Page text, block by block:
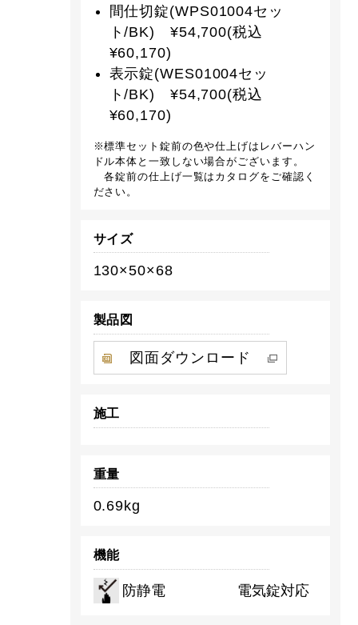
間仕切錠(WPS01004セッ
ト/BK) ¥54,700(税込
¥60,170)
表示錠(WES01004セッ
ト/BK) ¥54,700(税込
¥60,170)
※標準セット錠前の色や仕上げはレバーハン
ドル本体と一致しない場合がございます。
各錠前の仕上げ一覧はカタログをご確認く
ださい。
サイズ
130×50×68
製品図
図面ダウンロード
施工
重量
0.69kg
機能
防静電 電気錠対応